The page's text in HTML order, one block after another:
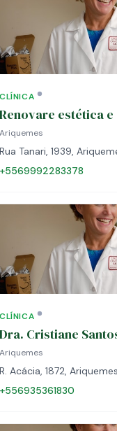
CLÍNICA
Renovare estética e
Ariquemes
Rua Tanari, 1939,
+5569992283378
CLÍNICA
Dra. Cristiane
Ariquemes
R. Acácia, 1872,
+556935361830